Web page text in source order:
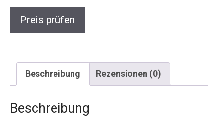
Preis prüfen
Beschreibung Rezensionen (0)
Beschreibung